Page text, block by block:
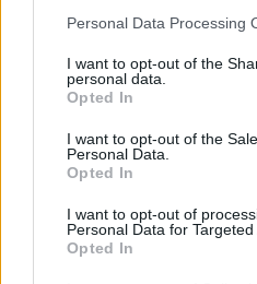
Personal Data Processing
I want to opt-out of the
personal data.
Opted In
I want to opt-out of the
Personal Data.
Opted In
I want to opt-out of
Personal Data for Targeted
Opted In
αυτός που στην ουσία
αποτελεσματικά, θα
προσεκτικά ποιοι θα
Δήμαρχοι που θα
του εντολή κατά την
νόμου είναι το ότι
εκλογή του δημοτικού